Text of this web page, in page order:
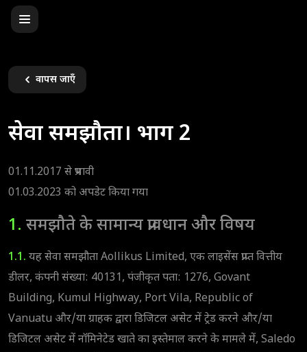
वापस जाएँ
सेवा समझौता। भाग 2
01.11.2017 से प्रभावी
01.03.2023 को अपडेट किया गया
1. समझौते के सामान्य प्रावधान और विषय
1.1. यह सेवा समझौता Aollikus Limited, एक लाइसेंस प्राप्त वित्तीय
डीलर, कंपनी संख्या: 40131, पंजीकृत पता: 1276, Govant
Building, Kumul Highway, Port Vila, Republic of
Vanuatu और/या ग्राहक द्वारा डिजिटल असेट में ट्रेड करने और/या
डिजिटल असेट में नॉमिनेटेड खाते का इस्तेमाल करने के मामले में, Saledo